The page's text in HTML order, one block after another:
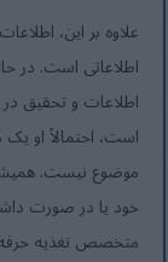
علاوه بر این،
اطلاعاتی است. در
اطلاعات و تحقیق
است، احتمالاً او
موضوع نیست. همیشه
خود یا در صورت
متخصص تغذیه